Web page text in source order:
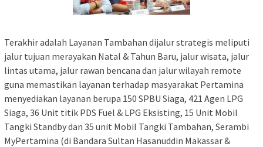
Terakhir adalah Layanan Tambahan dijalur strategis meliputi
jalur tujuan merayakan Natal & Tahun Baru, jalur wisata, jalur
lintas utama, jalur rawan bencana dan jalur wilayah remote
guna memastikan layanan terhadap masyarakat Pertamina
menyediakan layanan berupa 150 SPBU Siaga, 421 Agen LPG
Siaga, 36 Unit titik PDS Fuel & LPG Eksisting, 15 Unit Mobil
Tangki Standby dan 35 unit Mobil Tangki Tambahan, Serambi
MyPertamina (di Bandara Sultan Hasanuddin Makassar &